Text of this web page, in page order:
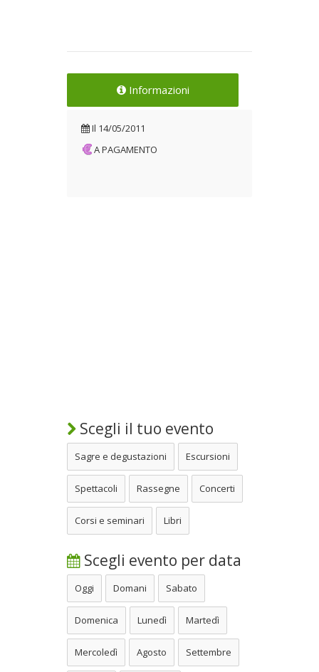
Informazioni
Il 14/05/2011
A PAGAMENTO
Scegli il tuo evento
Sagre e degustazioni Escursioni
Spettacoli Rassegne Concerti
Corsi e seminari Libri
Scegli evento per data
Oggi Domani Sabato
Domenica Lunedì Martedì
Mercoledì Agosto Settembre